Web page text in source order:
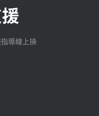
導線上操